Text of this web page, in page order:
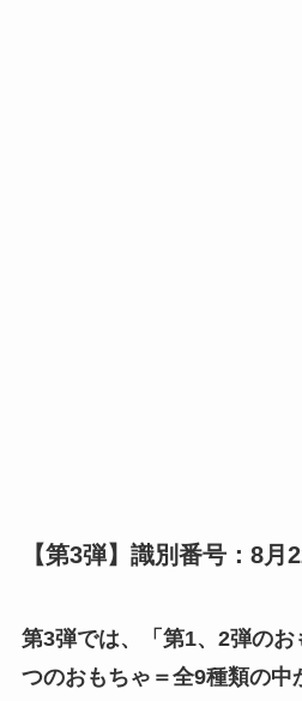
【第3弾】識別番号：8月
第3弾では、「第1、2弾の
つのおもちゃ＝全9種類の中